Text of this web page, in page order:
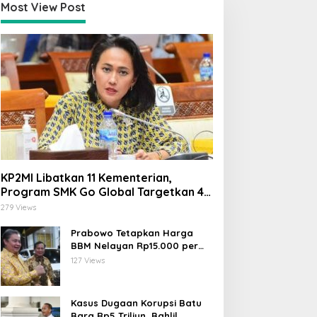
Most View Post
KP2MI Libatkan 11 Kementerian,
Program SMK Go Global Targetkan 40
Ribu Peserta Tahun Ini
279 Views
Prabowo Tetapkan Harga
BBM Nelayan Rp15.000 per
Liter, Berlaku untuk Kapal 30-
127 Views
Kasus Dugaan Korupsi Batu